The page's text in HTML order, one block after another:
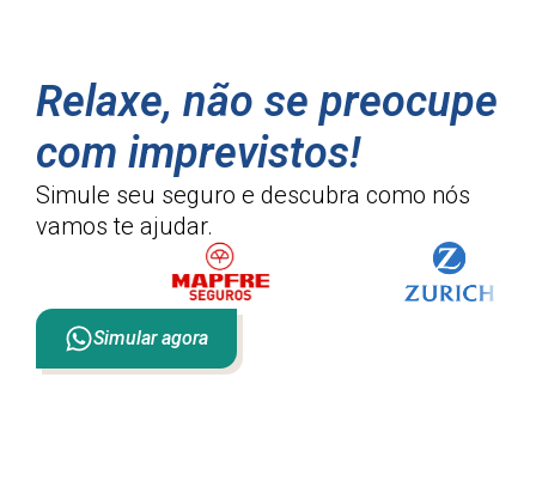
Relaxe, não se preocupe
com imprevistos!
Simule seu seguro e descubra como nós
vamos te ajudar.
Simular agora